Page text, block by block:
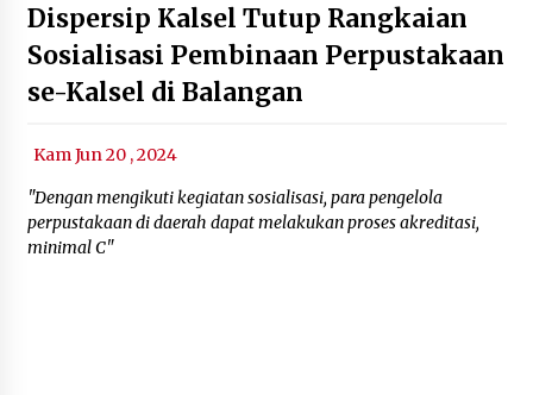
Dispersip Kalsel Tutup Rangkaian
Sosialisasi Pembinaan Perpustakaan
se-Kalsel di Balangan
Kam Jun 20 , 2024
"Dengan mengikuti kegiatan sosialisasi, para pengelola
perpustakaan di daerah dapat melakukan proses akreditasi,
minimal C"